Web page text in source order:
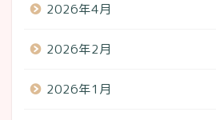
2026年4月
2026年2月
2026年1月